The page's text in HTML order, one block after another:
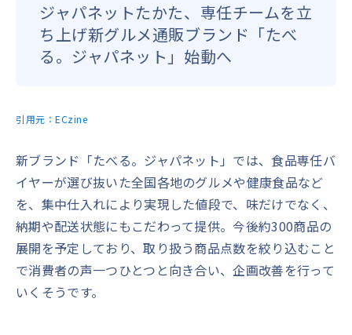
ジャパネットたかた、専任チームを立
ち上げ新グルメ通販ブランド「たべ
る。ジャパネット」始動へ
引用元：ECzine
新ブランド「たべる。ジャパネット」では、食品専任バ
イヤーが選び抜いた全国各地のグルメや健康食品など
を、集中仕入れにより実現した値段で、味だけでなく、
納期や配送状態にもこだわって提供。今後約300商品の
展開を予定しており、取り扱う商品点数を絞り込むこと
で消費者の声一つひとつと向き合い、企画改善を行って
いくそうです。